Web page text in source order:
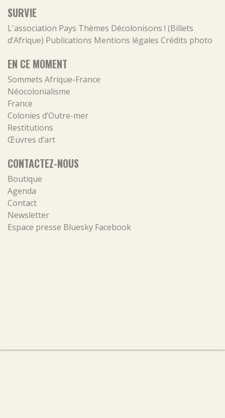
SURVIE
L'association Pays Thèmes Décolonisons ! (Billets
d’Afrique) Publications Mentions légales Crédits photo
EN CE MOMENT
Sommets Afrique-France
Néocolonialisme
France
Colonies d’Outre-mer
Restitutions
Œuvres d’art
CONTACTEZ-NOUS
Boutique
Agenda
Contact
Newsletter
Espace presse Bluesky Facebook